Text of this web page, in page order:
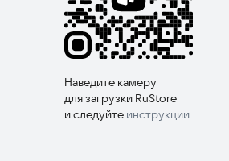
Наведите камеру
для загрузки RuStore
и следуйте инструкции